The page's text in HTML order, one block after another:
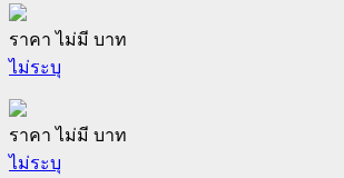
ราคา ไม่มี บาท
ไม่ระบุ
ราคา ไม่มี บาท
ไม่ระบุ